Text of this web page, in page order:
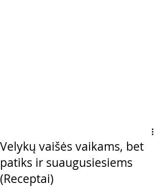
Velykų vaišės vaikams, bet
patiks ir suaugusiesiems
(Receptai)